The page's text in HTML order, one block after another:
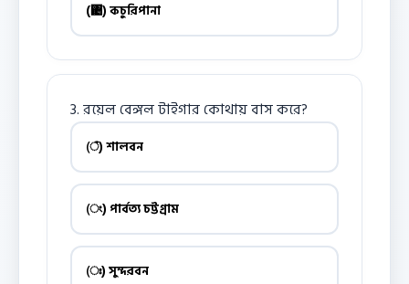
(঄) কচুরিপানা
3. রয়েল বেঙ্গল টাইগার কোথায় বাস করে?
(ঁ) শালবন
(ং) পার্বত্য চট্টগ্রাম
(ঃ) সুন্দরবন